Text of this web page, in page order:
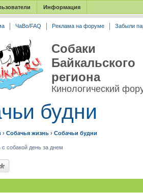
Информация
ЧаВо/FAQ Реклама на форуме Забыли
Собаки
Байкальского
региона
Кинологический
будни
› Собачья жизнь › Собачьи будни
собакой день за днем